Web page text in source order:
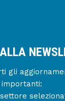
gli
importanti: